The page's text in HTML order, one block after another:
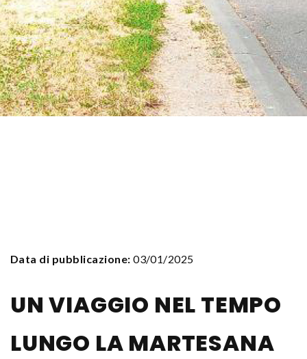
Data di pubblicazione:03/01/2025
UN VIAGGIO NEL TEMPO
LUNGO LA MARTESANA